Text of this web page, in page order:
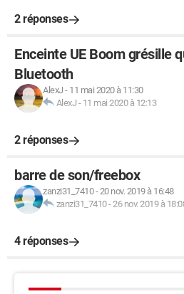
2 réponses
Enceinte UE Boom grésille
Bluetooth
AlexJ - 11 mai 2020 à 11:30
AlexJ - 11 mai 2020 à 12:13
2 réponses
barre de son/freebox
zanzi31_7410-20 nov. 2019 à 16:48
zanzi31_7410-26 nov. 2019 à
4 réponses